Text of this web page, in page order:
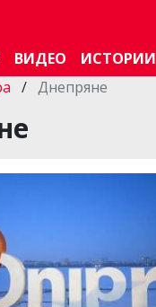
ВИДЕО ИСТОРИИ
/ Днепряне